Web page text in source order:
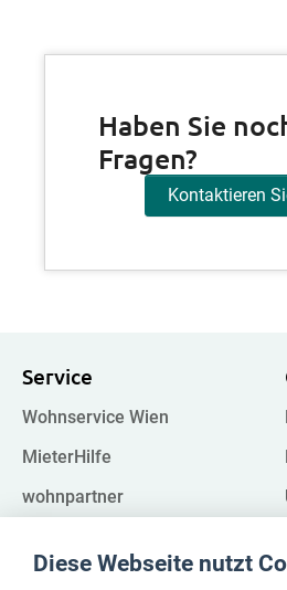
Haben Sie
Fragen?
Kontaktieren
Service
Wohnservice Wien
MieterHilfe
wohnpartner
Impressum
Diese Webseite nutzt